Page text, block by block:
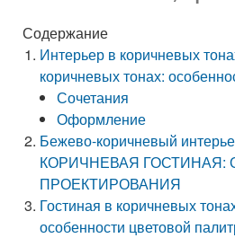
Содержание
Интерьер в коричневых
коричневых тонах:
Сочетания
Оформление
Бежево-коричневый
КОРИЧНЕВАЯ ГОСТИНАЯ:
ПРОЕКТИРОВАНИЯ
Гостиная в коричневых
особенности цветовой